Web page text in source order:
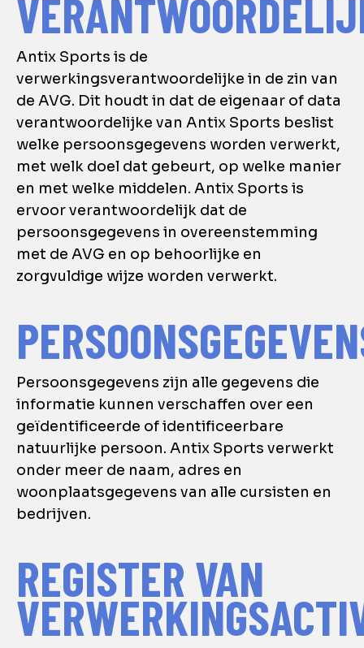
Antix Sports is de
verwerkingsverantwoordelijke in de zin van
de AVG. Dit houdt in dat de eigenaar of data
verantwoordelijke van Antix Sports beslist
welke persoonsgegevens worden verwerkt,
met welk doel dat gebeurt, op welke manier
en met welke middelen. Antix Sports is
ervoor verantwoordelijk dat de
persoonsgegevens in overeenstemming
met de AVG en op behoorlijke en
zorgvuldige wijze worden verwerkt.
Persoonsgegevens zijn alle gegevens die
informatie kunnen verschaffen over een
geïdentificeerde of identificeerbare
natuurlijke persoon. Antix Sports verwerkt
onder meer de naam, adres en
woonplaatsgegevens van alle cursisten en
bedrijven.
REGISTER VAN